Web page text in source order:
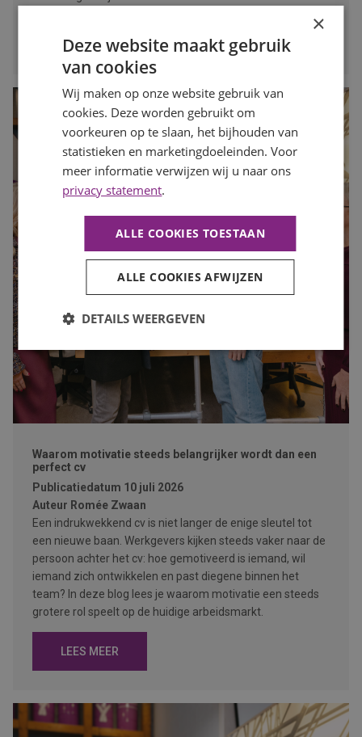
Waarom motivatie steeds belangrijker wordt dan een
perfect cv
Publicatiedatum 10 juli 2026
Auteur Romée Zwaan
Een indrukwekkend cv is niet langer de enige sleutel tot
een nieuwe baan. Werkgevers kijken steeds vaker naar de
persoon achter het cv: hoe gemotiveerd is iemand, wil
iemand zich ontwikkelen en past diegene binnen het
team? In deze blog lees je waarom motivatie een steeds
grotere rol speelt op de huidige arbeidsmarkt.
LEES MEER
×
Deze website maakt gebruik
van cookies
Wij maken op onze website gebruik van
cookies. Deze worden gebruikt om
voorkeuren op te slaan, het bijhouden van
statistieken en marketingdoeleinden. Voor
meer informatie verwijzen wij u naar ons
privacy statement.
ALLE COOKIES TOESTAAN
ALLE COOKIES AFWIJZEN
DETAILS WEERGEVEN